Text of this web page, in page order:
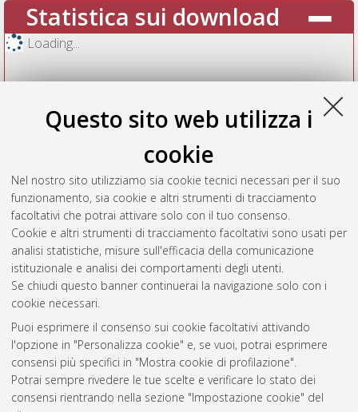
Questo sito web utilizza i
cookie
Nel nostro sito utilizziamo sia cookie tecnici necessari per il suo
funzionamento, sia cookie e altri strumenti di tracciamento
facoltativi che potrai attivare solo con il tuo consenso.
Cookie e altri strumenti di tracciamento facoltativi sono usati per
analisi statistiche, misure sull'efficacia della comunicazione
istituzionale e analisi dei comportamenti degli utenti.
Se chiudi questo banner continuerai la navigazione solo con i
cookie necessari.
Puoi esprimere il consenso sui cookie facoltativi attivando
l'opzione in "Personalizza cookie" e, se vuoi, potrai esprimere
consensi più specifici in "Mostra cookie di profilazione".
Potrai sempre rivedere le tue scelte e verificare lo stato dei
consensi rientrando nella sezione "Impostazione cookie" del
Statistica sui download
Loading...
Vedi altre statistiche
Gestione del documento:
Atom
Rss
AMS Acta
ISSN: 2038-7954
re3data.org -
doi.org/10.17616/R3P19R
Servizio implementato e